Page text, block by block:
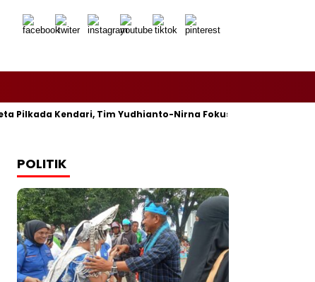
Kendari, Tim Yudhianto-Nirna Fokus Siapkan Bukti di MK
POLITIK